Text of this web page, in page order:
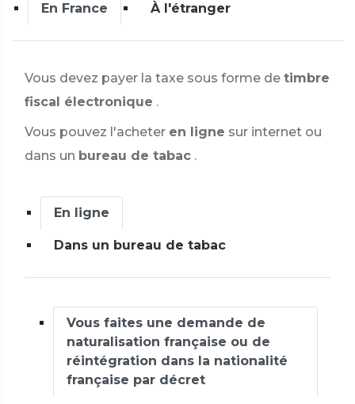
En France À l'étranger
Vous devez payer la taxe sous forme de timbre
fiscal électronique .
Vous pouvez l'acheter en ligne sur internet ou
dans un bureau de tabac .
En ligne
Dans un bureau de tabac
Vous faites une demande de
naturalisation française ou de
réintégration dans la nationalité
française par décret